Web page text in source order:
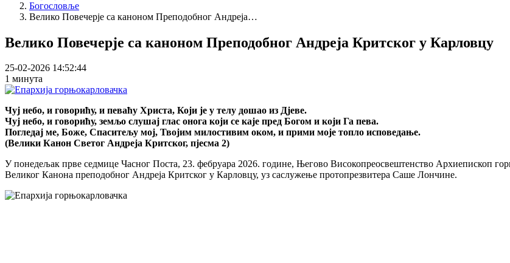
Богословље
Велико Повечерје са каноном Преподобног Андреја…
Велико Повечерје са каноном Преподобног Андреја Критског у Карловцу
25-02-2026 14:52:44
1 минута
Чуј небо, и говорићу, и певаћу Христа, Који је у телу дошао из Дјеве.
Чуј небо, и говорићу, земљо слушај глас онога који се каје пред Богом и који Га пева.
Погледај ме, Боже, Спаситељу мој, Твојим милостивим оком, и прими моје топло исповедање.
(Велики Канон Светог Андреја Критског, пјесма 2)
У понедељак прве седмице Часног Поста, 23. фебруара 2026. године, Његово Високопреосвештенство Архиепископ
Великог Канона преподобног Андреја Критског у Карловцу, уз саслужење протопрезвитера Саше Лончине.